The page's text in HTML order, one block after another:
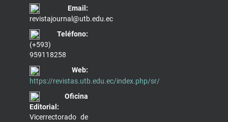
Email:
revistajournal@utb.edu.ec
Teléfono:
(+593)
959118258
Web:
https://revistas.utb.edu.ec/index.php/sr/
Oficina
Editorial:
Vicerrectorado de